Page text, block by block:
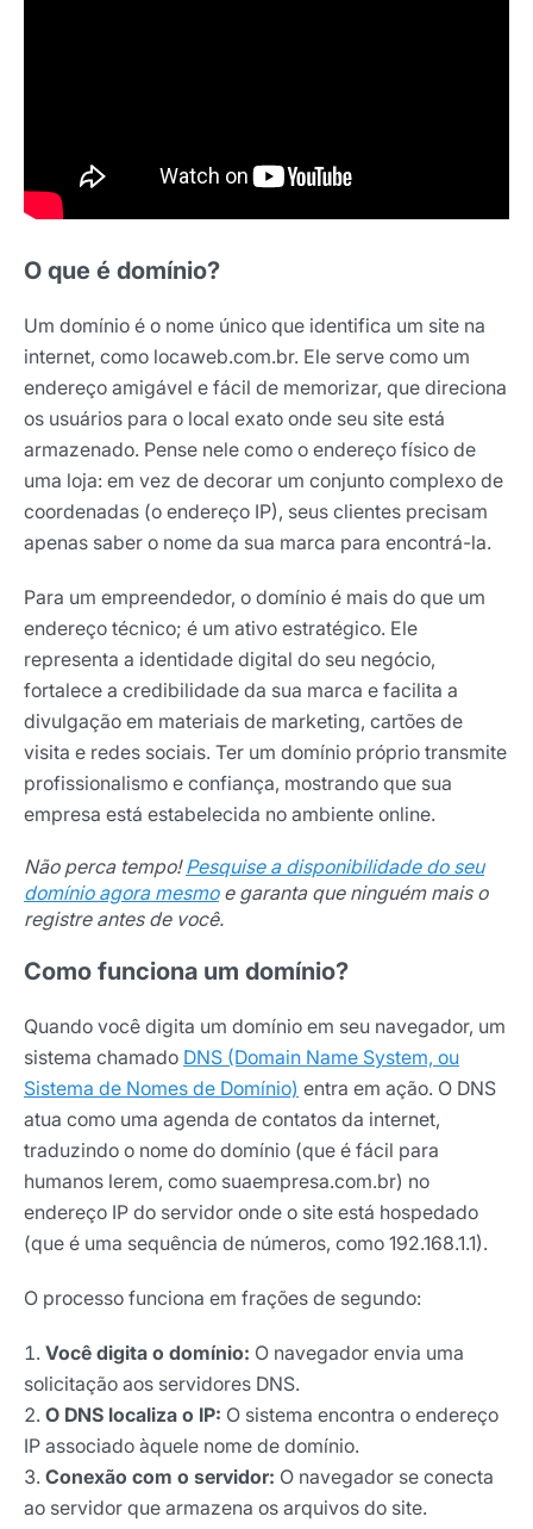
O que é domínio?
Um domínio é o nome único que identifica um site na
internet, como locaweb.com.br. Ele serve como um
endereço amigável e fácil de memorizar, que direciona
os usuários para o local exato onde seu site está
armazenado. Pense nele como o endereço físico de
uma loja: em vez de decorar um conjunto complexo de
coordenadas (o endereço IP), seus clientes precisam
apenas saber o nome da sua marca para encontrá-la.
Para um empreendedor, o domínio é mais do que um
endereço técnico; é um ativo estratégico. Ele
representa a identidade digital do seu negócio,
fortalece a credibilidade da sua marca e facilita a
divulgação em materiais de marketing, cartões de
visita e redes sociais. Ter um domínio próprio transmite
profissionalismo e confiança, mostrando que sua
empresa está estabelecida no ambiente online.
Não perca tempo!Pesquise a disponibilidade do seu
domínio agora mesmoe garanta que ninguém mais o
registre antes de você.
Como funciona um domínio?
Quando você digita um domínio em seu navegador, um
sistema chamado DNS (Domain Name System, ou
Sistema de Nomes de Domínio) entra em ação. O DNS
atua como uma agenda de contatos da internet,
traduzindo o nome do domínio (que é fácil para
humanos lerem, como suaempresa.com.br) no
endereço IP do servidor onde o site está hospedado
(que é uma sequência de números, como 192.168.1.1).
O processo funciona em frações de segundo:
Você digita o domínio: O navegador envia uma
solicitação aos servidores DNS.
O DNS localiza o IP: O sistema encontra o endereço
IP associado àquele nome de domínio.
Conexão com o servidor: O navegador se conecta
ao servidor que armazena os arquivos do site.